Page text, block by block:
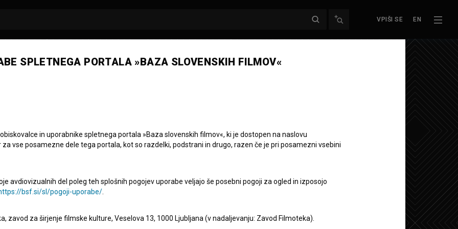
VPIŠI SE EN
|15. EPIZODA
SPLETNEGA PORTALA »BAZA SLOVENSKIH FILMOV«
in uporabnike spletnega portala »Baza slovenskih filmov«, ki je dostopen na naslovu
vse posamezne dele tega portala, kot so razdelki, podstrani in drugo, razen če je pri posamezni vsebini
avdiovizualnih del poleg teh splošnih pogojev uporabe veljajo še posebni pogoji za ogled in izposojo
bsf.si/sl/pogoji-uporabe/
zavod za širjenje filmske kulture, Veselova 13, 1000 Ljubljana (v nadaljevanju: Zavod Filmoteka).